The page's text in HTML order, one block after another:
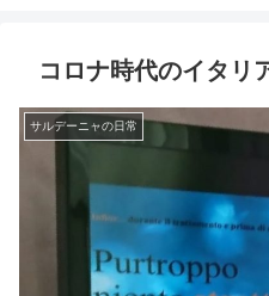
コロナ時代のイタリ
サルデーニャの日常